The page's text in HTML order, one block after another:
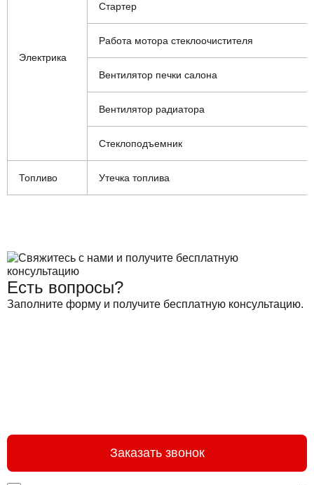
Электрика
Стартер
Работа мотора стеклоочистителя
Вентилятор печки салона
Вентилятор радиатора
Стеклоподъемник
Топливо Утечка топлива
Есть вопросы?
Заполните форму и получите бесплатную консультацию.
Заказать звонок